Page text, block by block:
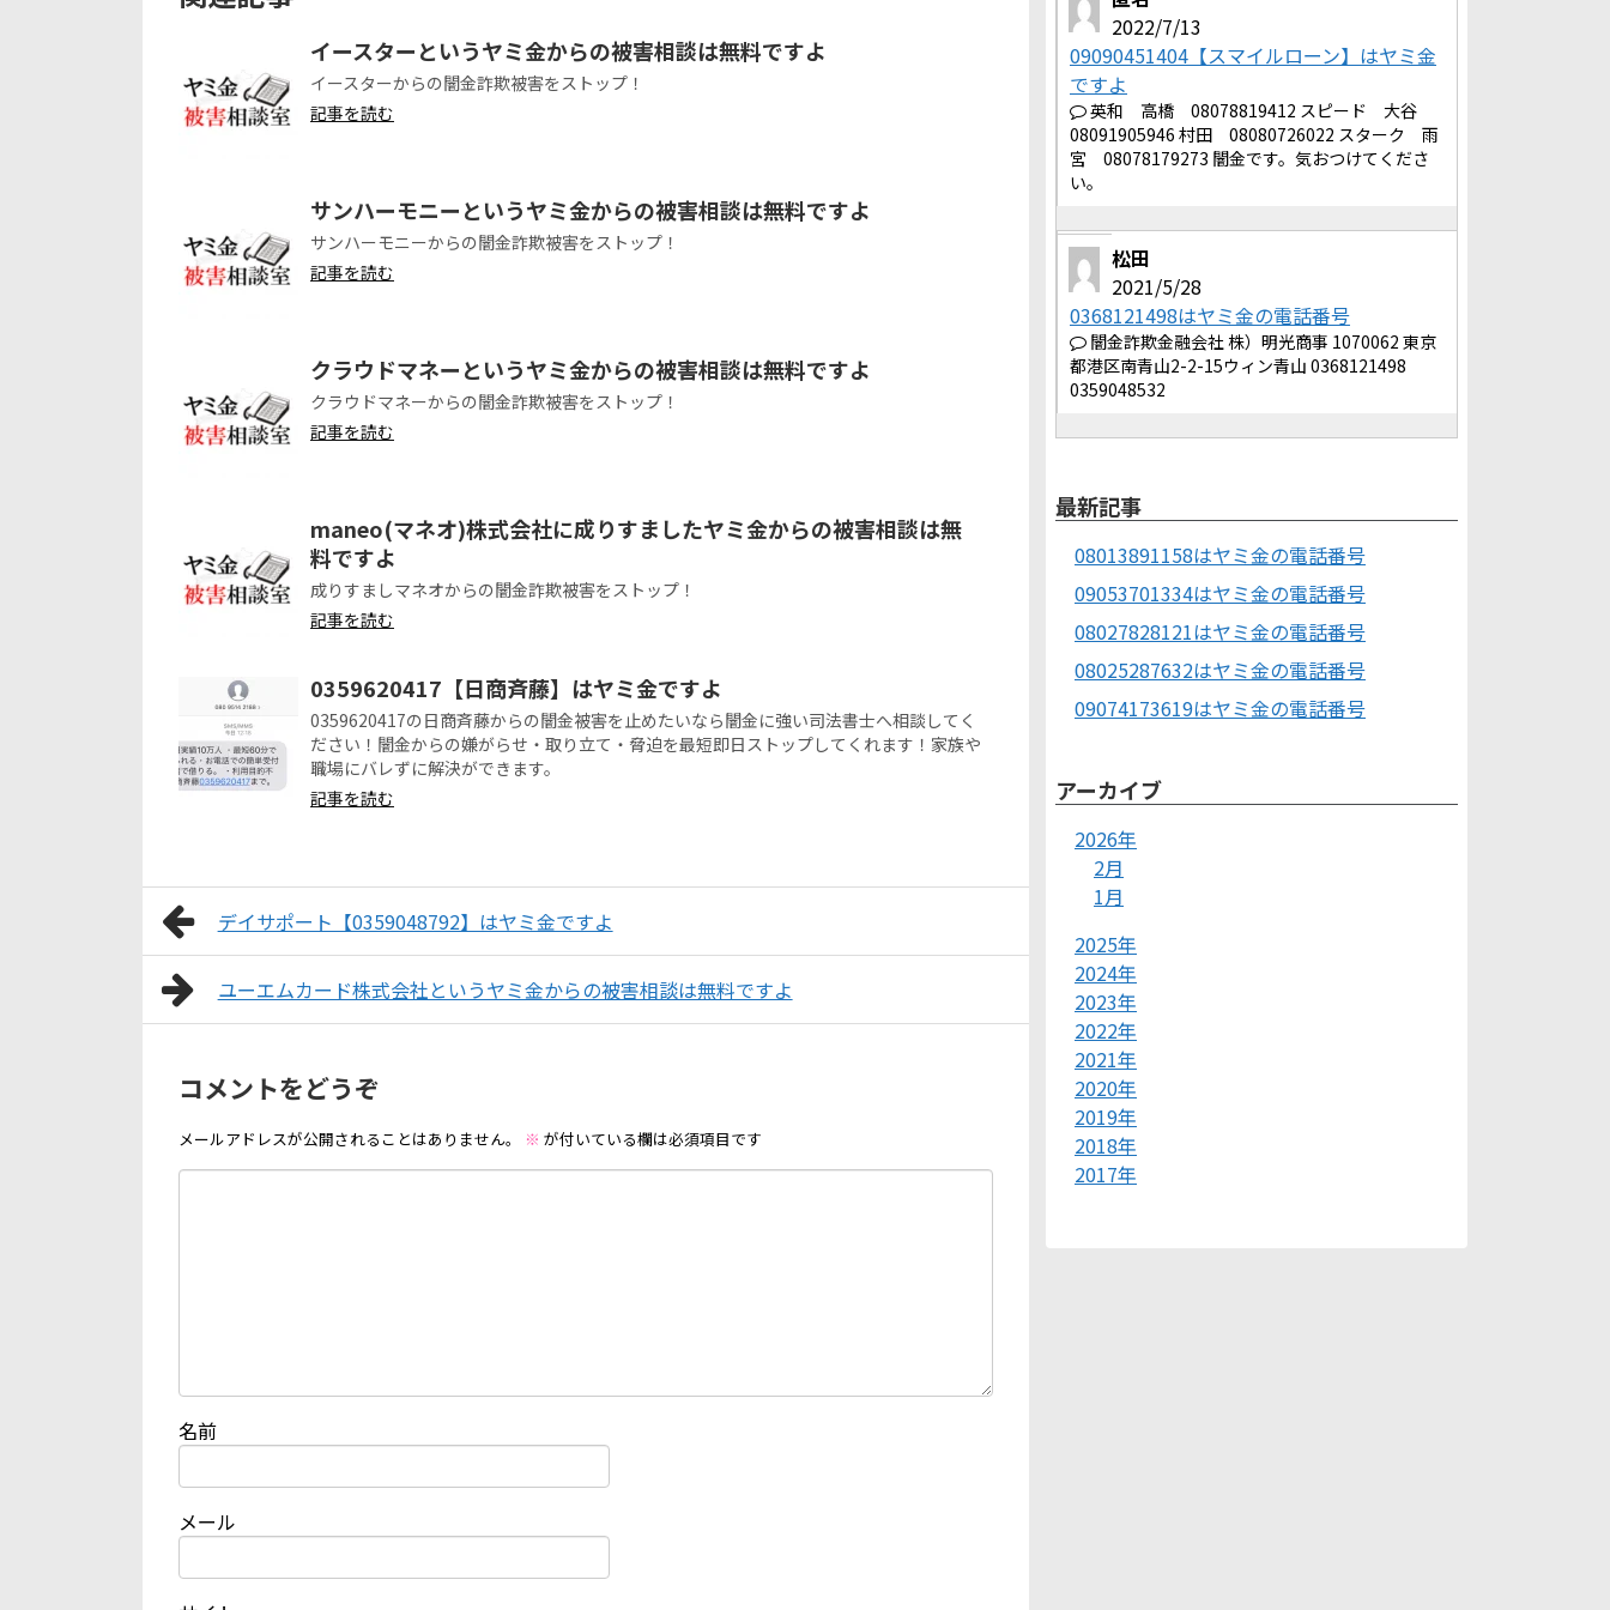
イースターというヤミ金からの被害相談は無料ですよ
イースターからの闇金詐欺被害をストップ！
記事を読む
サンハーモニーというヤミ金からの被害相談は無料ですよ
サンハーモニーからの闇金詐欺被害をストップ！
記事を読む
クラウドマネーというヤミ金からの被害相談は無料ですよ
クラウドマネーからの闇金詐欺被害をストップ！
記事を読む
maneo(マネオ)株式会社に成りすましたヤミ金からの被害相談は無
料ですよ
成りすましマネオからの闇金詐欺被害をストップ！
記事を読む
0359620417【日商斉藤】はヤミ金ですよ
0359620417の日商斉藤からの闇金被害を止めたいなら闇金に強い司法書士へ相談してく
ださい！闇金からの嫌がらせ・取り立て・脅迫を最短即日ストップしてくれます！家族や
職場にバレずに解決ができます。
記事を読む
デイサポート【0359048792】はヤミ金ですよ
ユーエムカード株式会社というヤミ金からの被害相談は無料ですよ
コメントをどうぞ
メールアドレスが公開されることはありません。 ※ が付いている欄は必須項目です
名前
メール
2022/7/13
09090451404【スマイルローン】はヤミ金
ですよ
英和 高橋 08078819412 スピード 大谷
08091905946 村田 08080726022 スターク 雨
宮 08078179273 闇金です。気おつけてくださ
い。
松田
2021/5/28
0368121498はヤミ金の電話番号
闇金詐欺金融会社 株）明光商事 1070062 東京
都港区南青山2-2-15ウィン青山 0368121498
0359048532
最新記事
08013891158はヤミ金の電話番号
09053701334はヤミ金の電話番号
08027828121はヤミ金の電話番号
08025287632はヤミ金の電話番号
09074173619はヤミ金の電話番号
アーカイブ
2026年
2月
1月
2025年
2024年
2023年
2022年
2021年
2020年
2019年
2018年
2017年